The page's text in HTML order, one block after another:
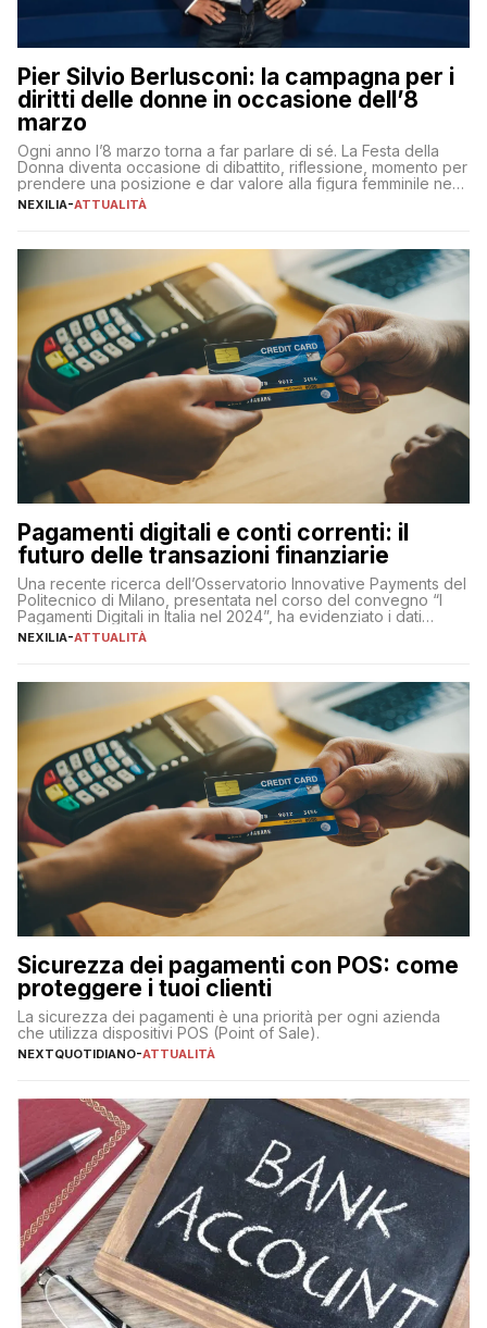
Pier Silvio Berlusconi: la campagna per i
diritti delle donne in occasione dell’8
marzo
Ogni anno l’8 marzo torna a far parlare di sé. La Festa della
Donna diventa occasione di dibattito, riflessione, momento per
prendere una posizione e dar valore alla figura femminile nella
sua complessità e crucialità. A lanciare un messaggio “forte e
NEXILIA-ATTUALITÀ
Pagamenti digitali e conti correnti: il
futuro delle transazioni finanziarie
Una recente ricerca dell’Osservatorio Innovative Payments del
Politecnico di Milano, presentata nel corso del convegno “I
Pagamenti Digitali in Italia nel 2024”, ha evidenziato i dati
definitivi del primo semestre 2024 relativamente alle
NEXILIA-ATTUALITÀ
Sicurezza dei pagamenti con POS: come
proteggere i tuoi clienti
La sicurezza dei pagamenti è una priorità per ogni azienda
che utilizza dispositivi POS (Point of Sale).
NEXTQUOTIDIANO-ATTUALITÀ